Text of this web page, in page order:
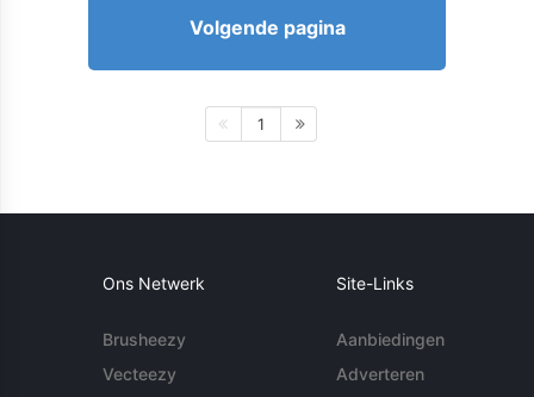
Volgende pagina
1
Ons Netwerk
Brusheezy
Vecteezy
Site-Links
Aanbiedingen
Adverteren